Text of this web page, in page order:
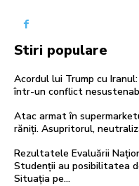
Stiri populare
Acordul lui Trump cu
într-un conflict
Atac armat în
răniți. Asupritorul,
Rezultatele Evaluării
Studenții au posibilitatea
Situația pe…